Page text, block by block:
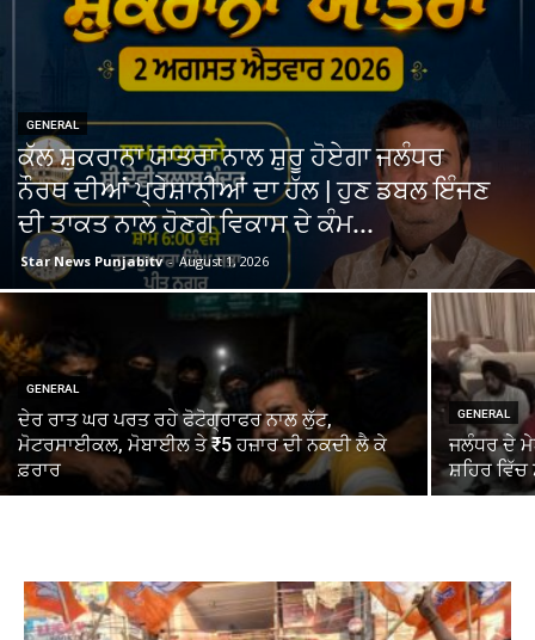
GENERAL
ਕੱਲ ਸ਼ੁਕਰਾਨਾ ਯਾਤਰਾ ਨਾਲ ਸ਼ੁਰੂ ਹੋਏਗਾ ਜਲੰਧਰ
ਨੌਰਥ ਦੀਆਂ ਪ੍ਰੇਸ਼ਾਨੀਆਂ ਦਾ ਹੱਲ | ਹੁਣ ਡਬਲ ਇੰਜਣ
ਦੀ ਤਾਕਤ ਨਾਲ ਹੋਣਗੇ ਵਿਕਾਸ ਦੇ ਕੰਮ...
Star News Punjabitv - August 1, 2026
GENERAL
ਦੇਰ ਰਾਤ ਘਰ ਪਰਤ ਰਹੇ ਫੋਟੋਗ੍ਰਾਫਰ ਨਾਲ ਲੁੱਟ,
ਮੋਟਰਸਾਈਕਲ, ਮੋਬਾਈਲ ਤੇ ₹5 ਹਜ਼ਾਰ ਦੀ ਨਕਦੀ ਲੈ ਕੇ
ਫ਼ਰਾਰ
GENERAL
ਜਲੰਧਰ ਦੇ
ਸ਼ਹਿਰ ਵਿੱਚ